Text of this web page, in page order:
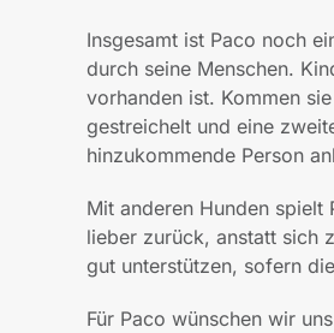
Insgesamt ist Paco noch
durch seine Menschen.
vorhanden ist. Kommen
gestreichelt und eine
hinzukommende Person
Mit anderen Hunden
lieber zurück, anstatt sich
gut unterstützen, sofern
Für Paco wünschen wir